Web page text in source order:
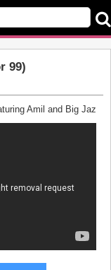
99)
Amil and Big Jaz